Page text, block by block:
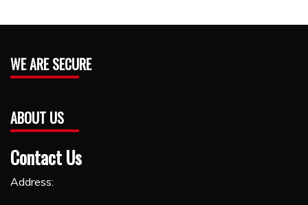
WE ARE SECURE
ABOUT US
Contact Us
Address: